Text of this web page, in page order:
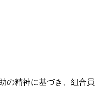
の精神に基づき、組合員